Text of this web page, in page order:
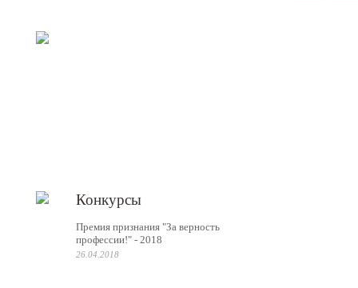
Конкурсы
Премия признания "За верность
профессии!" - 2018
26.04.2018